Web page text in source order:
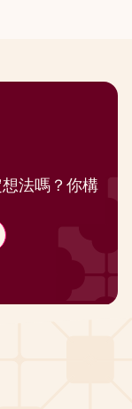
法嗎？你構